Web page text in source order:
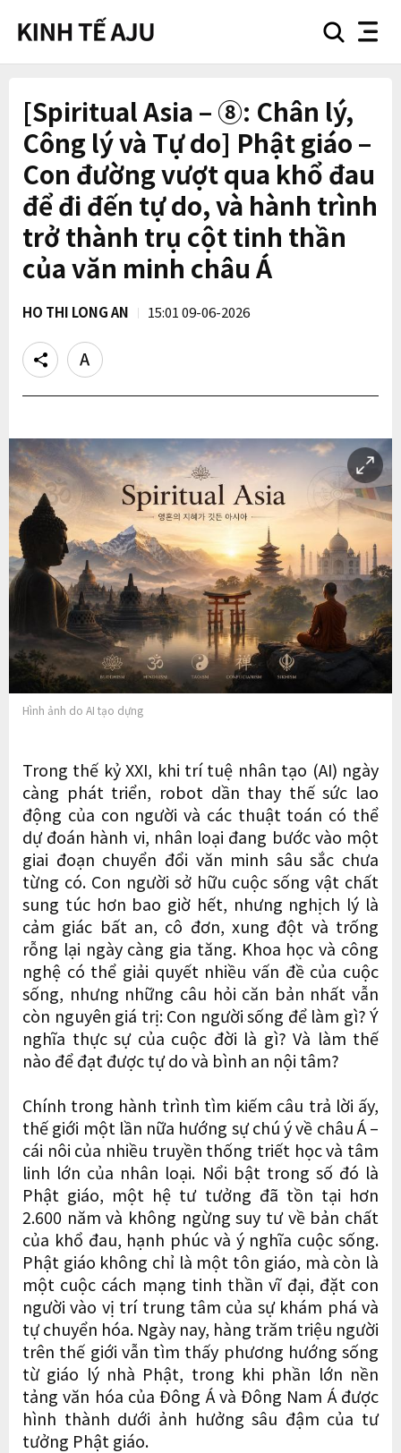
searchnav
[Spiritual Asia – ⑧: Chân lý,
Công lý và Tự do] Phật giáo –
Con đường vượt qua khổ đau
để đi đến tự do, và hành trình
trở thành trụ cột tinh thần
của văn minh châu Á
HO THI LONG AN 15:01 09-06-2026
Share
Text
size
Hình ảnh do AI tạo dựng
Trong thế kỷ XXI, khi trí tuệ nhân tạo (AI) ngày
càng phát triển, robot dần thay thế sức lao
động của con người và các thuật toán có thể
dự đoán hành vi, nhân loại đang bước vào một
giai đoạn chuyển đổi văn minh sâu sắc chưa
từng có. Con người sở hữu cuộc sống vật chất
sung túc hơn bao giờ hết, nhưng nghịch lý là
cảm giác bất an, cô đơn, xung đột và trống
rỗng lại ngày càng gia tăng. Khoa học và công
nghệ có thể giải quyết nhiều vấn đề của cuộc
sống, nhưng những câu hỏi căn bản nhất vẫn
còn nguyên giá trị: Con người sống để làm gì? Ý
nghĩa thực sự của cuộc đời là gì? Và làm thế
nào để đạt được tự do và bình an nội tâm?
Chính trong hành trình tìm kiếm câu trả lời ấy,
thế giới một lần nữa hướng sự chú ý về châu Á –
cái nôi của nhiều truyền thống triết học và tâm
linh lớn của nhân loại. Nổi bật trong số đó là
Phật giáo, một hệ tư tưởng đã tồn tại hơn
2.600 năm và không ngừng suy tư về bản chất
của khổ đau, hạnh phúc và ý nghĩa cuộc sống.
Phật giáo không chỉ là một tôn giáo, mà còn là
một cuộc cách mạng tinh thần vĩ đại, đặt con
người vào vị trí trung tâm của sự khám phá và
tự chuyển hóa. Ngày nay, hàng trăm triệu người
trên thế giới vẫn tìm thấy phương hướng sống
từ giáo lý nhà Phật, trong khi phần lớn nền
tảng văn hóa của Đông Á và Đông Nam Á được
hình thành dưới ảnh hưởng sâu đậm của tư
tưởng Phật giáo.